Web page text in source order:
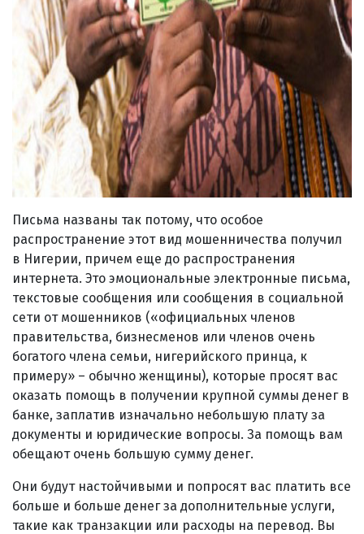
Письма названы так потому, что особое
распространение этот вид мошенничества получил
в Нигерии, причем еще до распространения
интернета. Это эмоциональные электронные письма,
текстовые сообщения или сообщения в социальной
сети от мошенников («официальных членов
правительства, бизнесменов или членов очень
богатого члена семьи, нигерийского принца, к
примеру» – обычно женщины), которые просят вас
оказать помощь в получении крупной суммы денег в
банке, заплатив изначально небольшую плату за
документы и юридические вопросы. За помощь вам
обещают очень большую сумму денег.
Они будут настойчивыми и попросят вас платить все
больше и больше денег за дополнительные услуги,
такие как транзакции или расходы на перевод. Вы